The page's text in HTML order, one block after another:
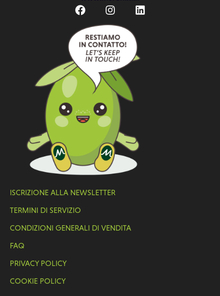
ISCRIZIONE ALLA NEWSLETTER
TERMINI DI SERVIZIO
CONDIZIONI GENERALI DI VENDITA
FAQ
PRIVACY POLICY
COOKIE POLICY